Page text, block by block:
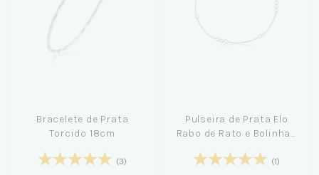
Bracelete de Prata
Torcido 18cm
(3)
Pulseira de Prata Elo
Rabo de Rato e Bolinhas
(1)